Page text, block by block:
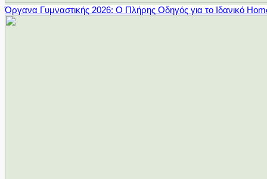
Όργανα Γυμναστικής 2026: Ο Πλήρης Οδηγός για το Ιδανικό